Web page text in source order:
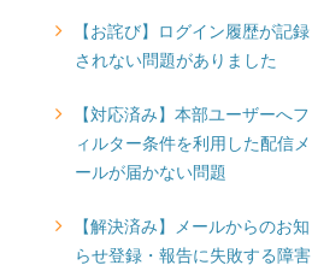
【お詫び】ログイン履歴が記録
されない問題がありました
【対応済み】本部ユーザーへフ
ィルター条件を利用した配信メ
ールが届かない問題
【解決済み】メールからのお知
らせ登録・報告に失敗する障害